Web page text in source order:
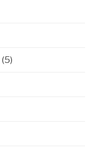
(5)